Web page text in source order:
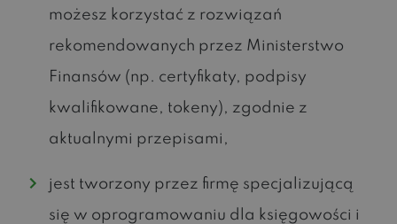
możesz korzystać z rozwiązań
rekomendowanych przez Ministerstwo
Finansów (np. certyfikaty, podpisy
kwalifikowane, tokeny), zgodnie z
aktualnymi przepisami,
jest tworzony przez firmę specjalizującą
się w oprogramowaniu dla księgowości i